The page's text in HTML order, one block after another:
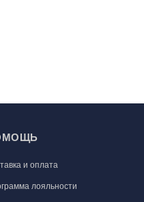
и оплата
лояльности